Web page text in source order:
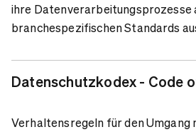
ihre Datenverarbeitungsprozesse
branchespezifischen Standards
Datenschutzkodex - Code
Verhaltensregeln für den Umgang